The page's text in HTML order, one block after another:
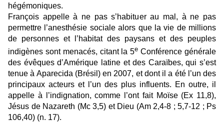
hégémoniques.
François appelle à ne pas s’habituer au mal, à ne pas
permettre l’anesthésie sociale alors que la vie de millions
de personnes et l’habitat des paysans et des peuples
indigènes sont menacés, citant la 5e Conférence générale
des évêques d’Amérique latine et des Caraïbes, qui s’est
tenue à Aparecida (Brésil) en 2007, et dont il a été l’un des
principaux acteurs et l’un des plus influents. En outre, il
appelle à l’indignation, comme l’ont fait Moïse (Ex 11,8),
Jésus de Nazareth (Mc 3,5) et Dieu (Am 2,4-8 ; 5,7-12 ; Ps
106,40) (n. 17).